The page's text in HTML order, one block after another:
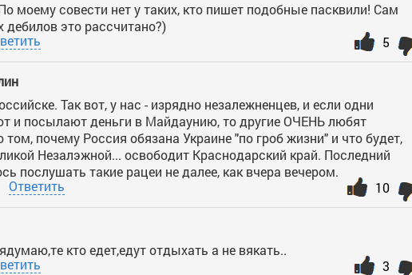
моему совести нет у таких, кто пишет подобные пасквили! Сам
дебилов это рассчитано?)
5
Так вот, у нас - изрядно незалежненцев, и если одни
и посылают деньги в Майдаунию, то другие ОЧЕНЬ любят
том, почему Россия обязана Украине "по гроб жизни" и что будет,
Незалэжной... освободит Краснодарский край. Последний
послушать такие рацеи не далее, как вчера вечером.
Ответить 10
кто едет,едут отдыхать а не вякать..
3